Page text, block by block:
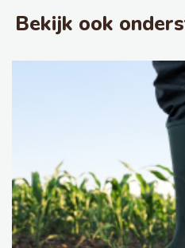
Bekijk ook